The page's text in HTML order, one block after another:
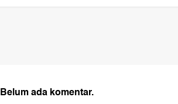
Belum ada komentar.